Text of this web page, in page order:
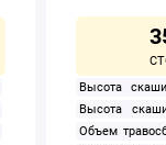
Высота
Высота
Объем